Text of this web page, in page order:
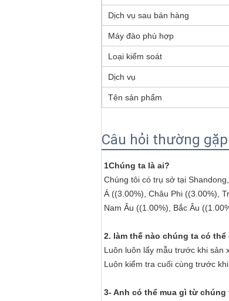
Dịch vụ sau bán hàng
Máy đào phù hợp
Loại kiểm soát
Dịch vụ
Tên sản phẩm
Câu hỏi thường gặp
1Chúng ta là ai?
Chúng tôi có trụ sở tại
Á ((3.00%), Châu Phi ((3.00%),
Nam Âu ((1.00%), Bắc Âu
2. làm thế nào chúng ta có
Luôn luôn lấy mẫu trước khi sản
Luôn kiểm tra cuối cùng trước
3- Anh có thể mua gì từ chúng